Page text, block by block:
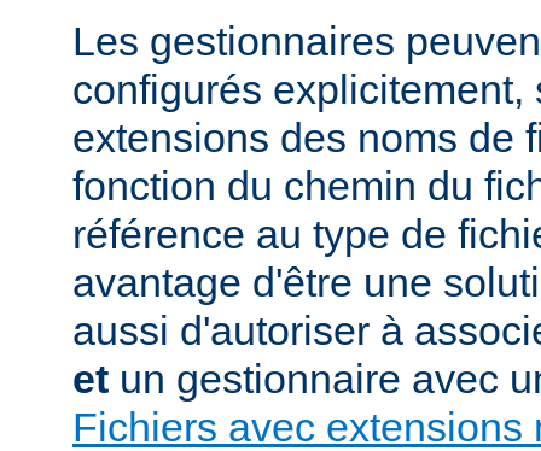
Les gestionnaires
configurés explicitement,
extensions des noms de
fonction du chemin du
référence au type de
avantage d'être une
aussi d'autoriser à
et un gestionnaire avec
Fichiers avec extensions